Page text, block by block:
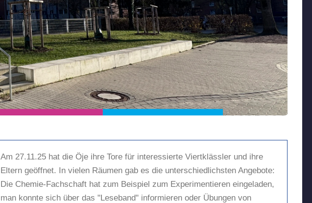
Am 27.11.25 hat die Öje ihre Tore für interessierte Viertklässler und ihre
Eltern geöffnet. In vielen Räumen gab es die unterschiedlichsten Angebote:
Die Chemie-Fachschaft hat zum Beispiel zum Experimentieren eingeladen,
man konnte sich über das "Leseband" informieren oder Übungen von